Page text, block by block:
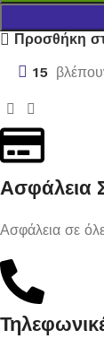
Προσθήκη
15
Ασφάλεια
Ασφάλεια σε